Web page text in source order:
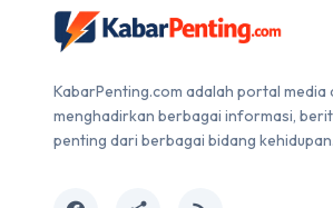
KabarPenting.com adalah portal media
menghadirkan berbagai informasi,
penting dari berbagai bidang kehidupan.